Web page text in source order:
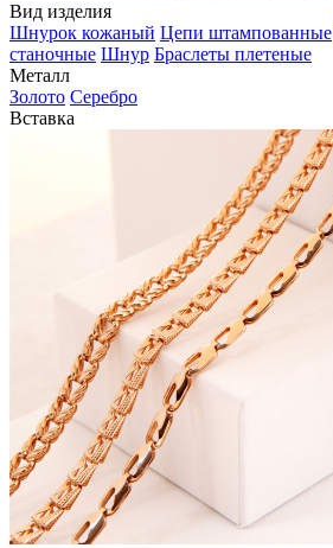
Вид изделия
Шнурок кожаный Цепи штампованные
станочные Шнур Браслеты плетеные
Металл
Золото Серебро
Вставка